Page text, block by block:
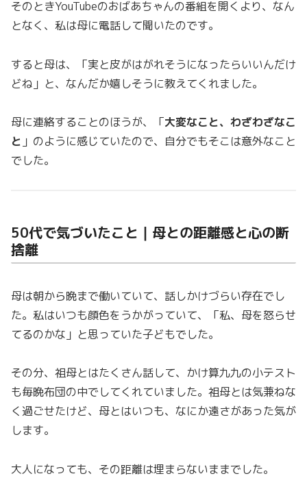
そのときYouTubeのおばあちゃんの番組を開くより、なん
となく、私は母に電話して聞いたのです。
すると母は、「実と皮がはがれそうになったらいいんだけ
どね」と、なんだか嬉しそうに教えてくれました。
母に連絡することのほうが、「大変なこと、わざわざなこ
と 」のように感じていたので、自分でもそこは意外なこと
でした。
50代で気づいたこと｜母との距離感と心の断
捨離
母は朝から晩まで働いていて、話しかけづらい存在でし
た。私はいつも顔色をうかがっていて、「私、母を怒らせ
てるのかな」と思っていた子どもでした。
その分、祖母とはたくさん話して、かけ算九九の小テスト
も毎晩布団の中でしてくれていました。祖母とは気兼ねな
く過ごせたけど、母とはいつも、なにか遠さがあった気が
します。
大人になっても、その距離は埋まらないままでした。